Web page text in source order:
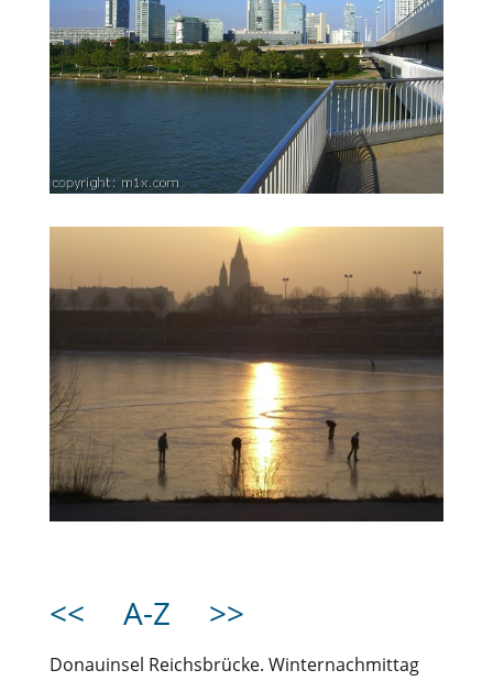
<< A-Z >>
Donauinsel Reichsbrücke. Winternachmittag